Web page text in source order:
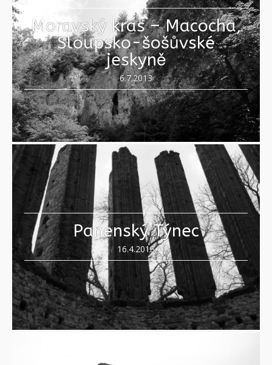
Moravský kras – Macocha,
Sloupsko-šošůvské
jeskyně
6.7.2013
Panenský Týnec
16.4.2013